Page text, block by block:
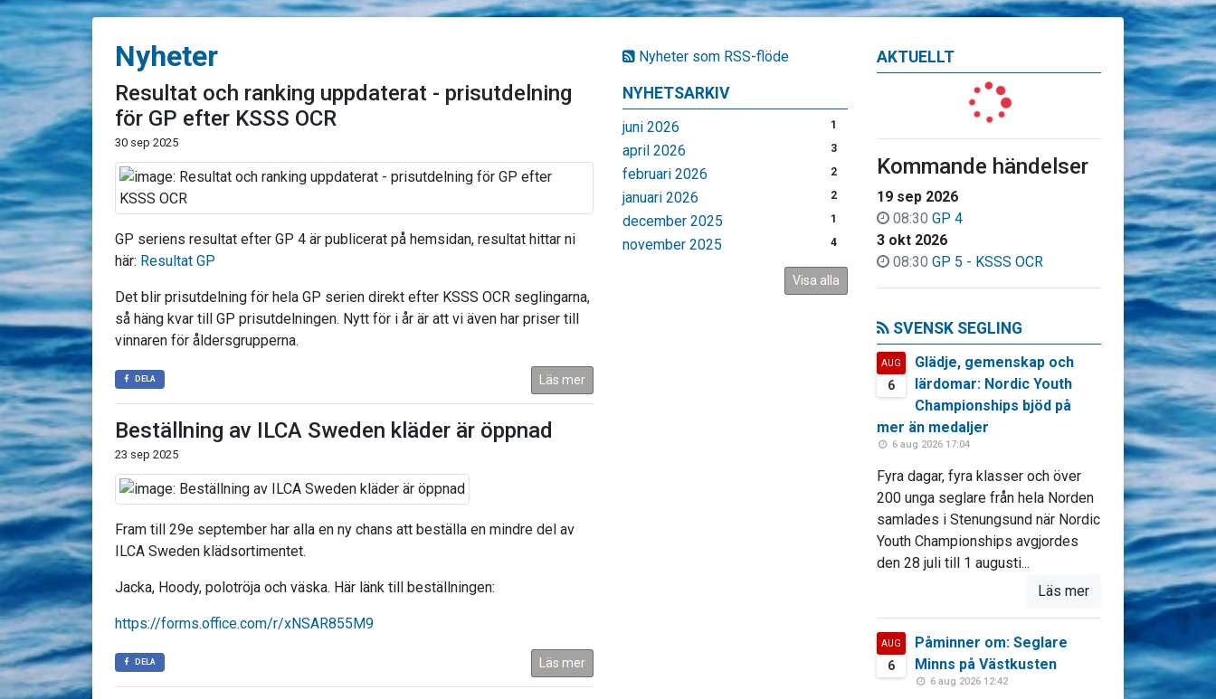
Nyheter som RSS-flöde
NYHETSARKIV
juni 2026 1
april 2026 3
februari 2026 2
januari 2026 2
december 2025 1
november 2025 4
Visa alla
Nyheter
Resultat och ranking uppdaterat - prisutdelning
för GP efter KSSS OCR
30 sep 2025
GP seriens resultat efter GP 4 är publicerat på hemsidan, resultat hittar ni
här: Resultat GP
Det blir prisutdelning för hela GP serien direkt efter KSSS OCR seglingarna,
så häng kvar till GP prisutdelningen. Nytt för i år är att vi även har priser till
vinnaren för åldersgrupperna.
DELA Läs mer
Beställning av ILCA Sweden kläder är öppnad
23 sep 2025
Fram till 29e september har alla en ny chans att beställa en mindre del av
ILCA Sweden klädsortimentet.
Jacka, Hoody, polotröja och väska. Här länk till beställningen:
https://forms.office.com/r/xNSAR855M9
DELA Läs mer
AKTUELLT
Kommande händelser
19 sep 2026
08:30 GP 4
3 okt 2026
08:30 GP 5 - KSSS OCR
SVENSK SEGLING
AUG
6
Glädje, gemenskap och
lärdomar: Nordic Youth
Championships bjöd på
mer än medaljer
6 aug 2026 17:04
Fyra dagar, fyra klasser och över
200 unga seglare från hela Norden
samlades i Stenungsund när Nordic
Youth Championships avgjordes
den 28 juli till 1 augusti...
Läs mer
AUG
6
Påminner om: Seglare
Minns på Västkusten
6 aug 2026 12:42